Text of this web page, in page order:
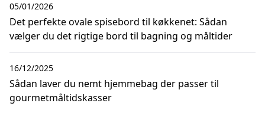
Det perfekte ovale spisebord til køkkenet: Sådan
vælger du det rigtige bord til bagning og måltider
05/01/2026
Sådan laver du nemt hjemmebag der passer til
gourmetmåltidskasser
16/12/2025